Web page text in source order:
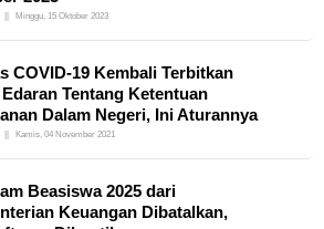
Minggu, 15 Oktober 2023
COVID-19 Kembali Terbitkan
Tentang Ketentuan
Dalam Negeri, Ini Aturannya
Kamis, 04 November 2021
Beasiswa 2025 dari
Keuangan Dibatalkan,